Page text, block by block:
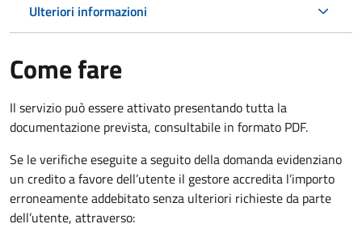
Ulteriori informazioni
Come fare
Il servizio può essere attivato presentando tutta la
documentazione prevista, consultabile in formato PDF.
Se le verifiche eseguite a seguito della domanda evidenziano
un credito a favore dell’utente il gestore accredita l’importo
erroneamente addebitato senza ulteriori richieste da parte
dell’utente, attraverso: